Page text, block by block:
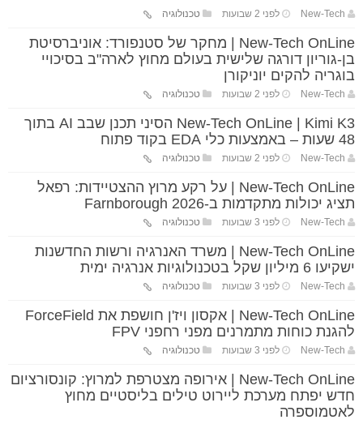
New-Tech לפני 2 שבועות טכנולוגיה
New-Tech OnLine | מחקר של סטנפורד: אוניברסיטת
בן-גוריון דורגה שלישית בעולם מחוץ לארה"ב בסיכויי
בוגריה להקים יוניקורן
New-Tech לפני 2 שבועות טכנולוגיה
New-Tech OnLine | Kimi K3 הסיני תכנן שבב AI בתוך
48 שעות – באמצעות כלי EDA בקוד פתוח
New-Tech לפני 2 שבועות טכנולוגיה
New-Tech OnLine | על רקע מרוץ ההצטיידות: רפאל
תציג יכולות מתקדמות ב-Farnborough 2026
New-Tech לפני 3 שבועות טכנולוגיה
New-Tech OnLine | משרד האנרגיה ורשות החדשנות
ישקיעו 6 מיליון שקל בטכנולוגיות אנרגיה ימית
New-Tech לפני 3 שבועות טכנולוגיה
New-Tech OnLine | אקסון ויז'ן חושפת את ForceField
להגנת כוחות מתמרנים מפני רחפני FPV
New-Tech לפני 3 שבועות טכנולוגיה
New-Tech OnLine | אירופה מצטרפת למרוץ: קונסורציום
חדש יפתח מערכת ליירוט טילים בליסטיים מחוץ
לאטמוספרה